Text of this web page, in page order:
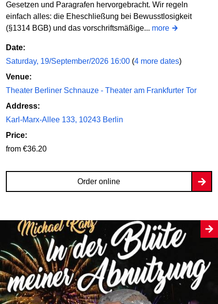
Gesetzen und Paragrafen hervorgebracht. Wir regeln
einfach alles: die Eheschließung bei Bewusstlosigkeit
(§1314 BGB) und das vorschriftsmäßige... more
Date:
Saturday, 19/September/2026 16:00 (4 more dates)
Venue:
Theater Berliner Schnauze - Theater am Frankfurter Tor
Address:
Karl-Marx-Allee 133, 10243 Berlin
Price:
from €36.20
Order online